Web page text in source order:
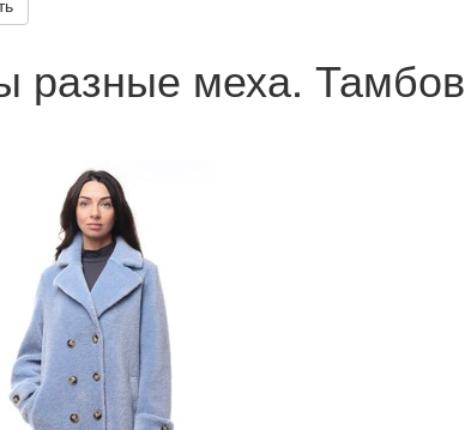
разные меха. Тамбов